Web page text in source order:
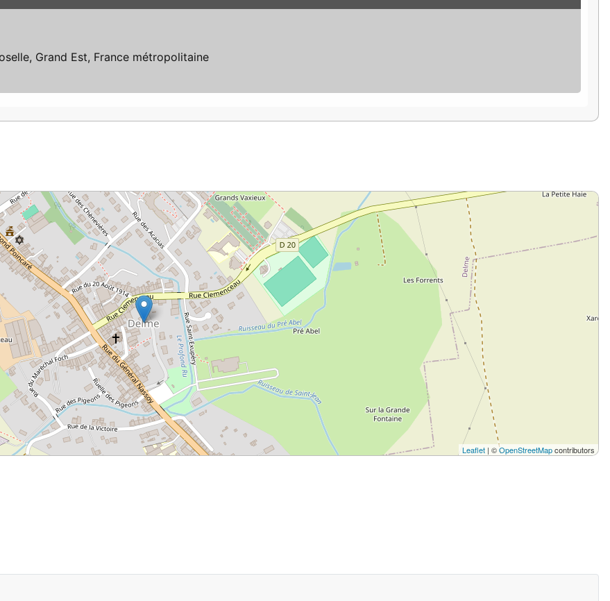
Grand Est, France métropolitaine
Leaflet | ©OpenStreetMapcontributors